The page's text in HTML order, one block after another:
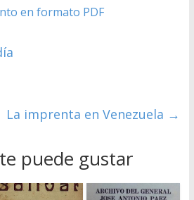
en formato PDF
La imprenta en Venezuela →
puede gustar